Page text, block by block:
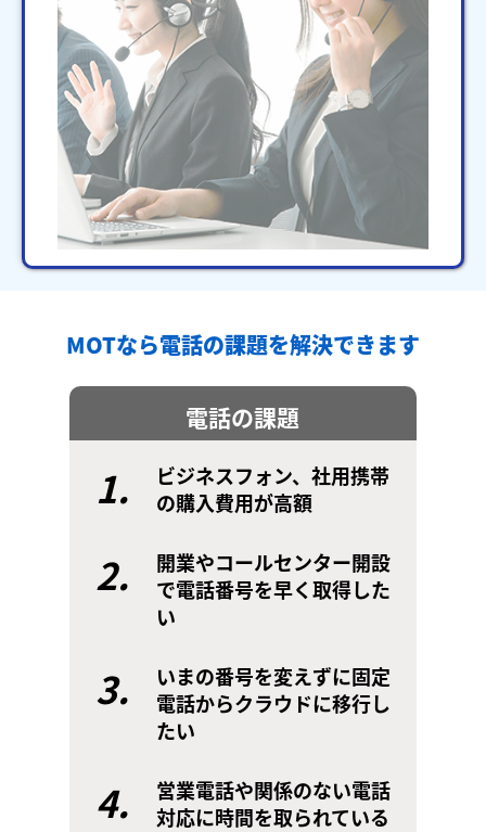
MOTなら電話の課題を解決できます
電話の課題
1.
ビジネスフォン、社用携帯
の購入費用が高額
2.
開業やコールセンター開設
で電話番号を早く取得した
い
3.
いまの番号を変えずに固定
電話からクラウドに移行し
たい
4.
営業電話や関係のない電話
対応に時間を取られている